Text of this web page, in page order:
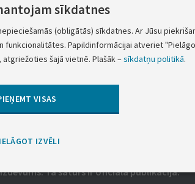
Nākamais
Iepriekšējais
Tā saturs ir oficiālā publikācija.
sīkdatnes
(obligātās) sīkdatnes. Ar Jūsu
Papildinformācijai atveriet
šajā vietnē. Plašāk –sīkdatņu politikā.
VISAS
IZVĒLI